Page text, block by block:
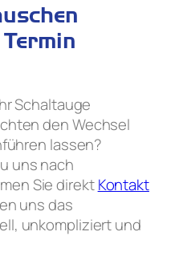
Schaltauge
den Wechsel
lassen?
uns nach
Sie direktKontakt
uns das
unkompliziert und